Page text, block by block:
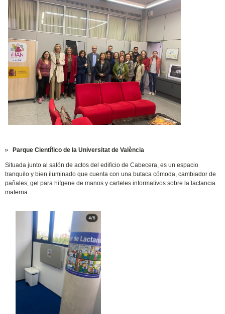
Parque Científico de la Universitat de València
Situada junto al salón de actos del edificio de Cabecera, es un espacio
tranquilo y bien iluminado que cuenta con una butaca cómoda, cambiador de
pañales, gel para hifgene de manos y carteles informativos sobre la lactancia
materna.